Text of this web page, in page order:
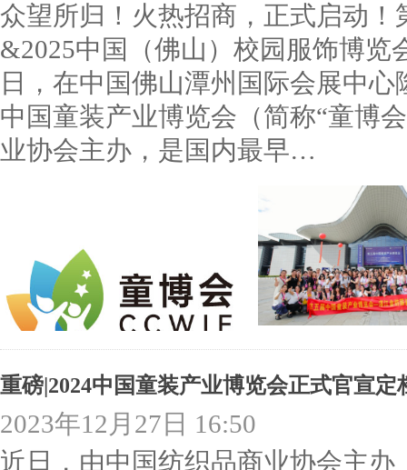
众望所归！火热招商，正式启动
&2025中国（佛山）校园服饰博览
日，在中国佛山潭州国际会展中
中国童装产业博览会（简称“童博
业协会主办，是国内最早…
重磅|2024中国童装产业博览会正式官宣定
2023年12月27日 16:50
近日，由中国纺织品商业协会主